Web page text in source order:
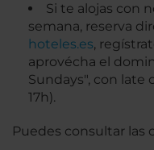
Si te alojas con
semana, reserva
hoteles.es,
aprovécha el
Sundays", con late
17h).
Puedes consultar las